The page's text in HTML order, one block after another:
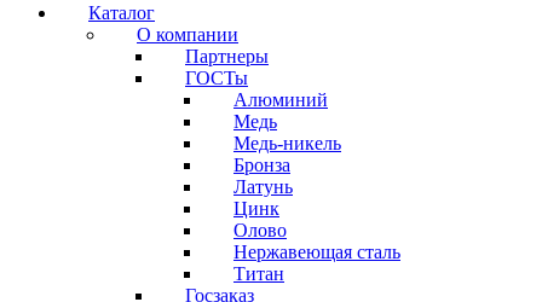
Каталог
О компании
Партнеры
ГОСТы
Алюминий
Медь
Медь-никель
Бронза
Латунь
Цинк
Олово
Нержавеющая сталь
Титан
Госзаказ